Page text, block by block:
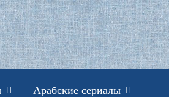
Арабские сериалы